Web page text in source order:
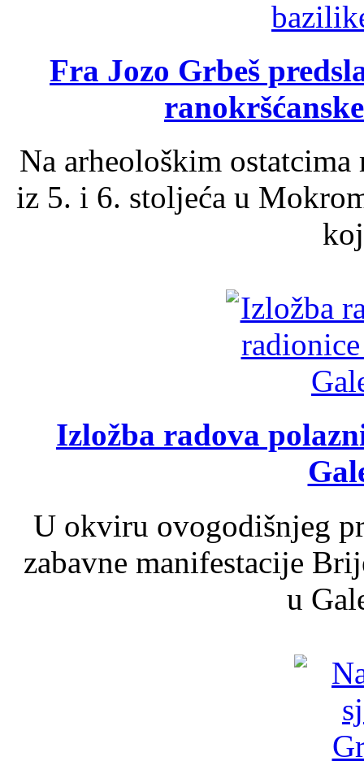
Fra Jozo Grbeš
Na arheološkim
iz 5. i 6. stoljeća u
Izložba radova
U okviru ovogodišnjeg
zabavne manifestacije
u